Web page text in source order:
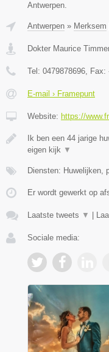
Antwerpen.
Antwerpen » Merksem
Dokter Maurice
Tel: 0479878696, Fax:
E-mail › Framepunt
Website: https://
Ik ben een 44 jarige
eigen kijk ▼
Diensten: Huwelijken,
Er wordt gewerkt op
Laatste tweets ▼
Sociale media: